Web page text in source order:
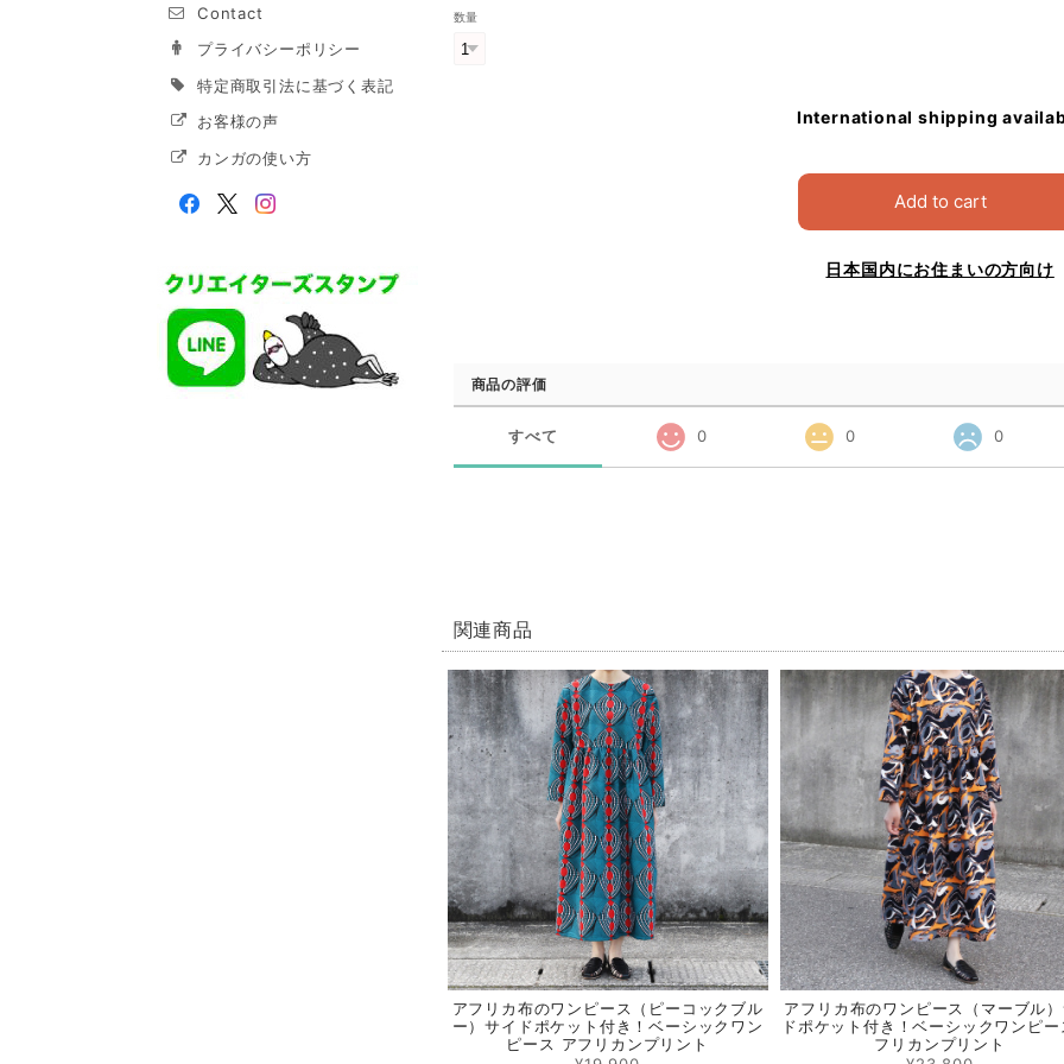
Contact
プライバシーポリシー
特定商取引法に基づく表記
お客様の声
カンガの使い方
数量
International shipping
Add to cart
日本国内にお住まいの方向け
商品の評価
すべて 0 0 0
関連商品
アフリカ布のワンピース（ピーコックブル
ー）サイドポケット付き！ベーシックワン
ピース アフリカンプリント
アフリカ布のワンピース（マーブル
ドポケット付き！ベーシックワンピ
フリカンプリント